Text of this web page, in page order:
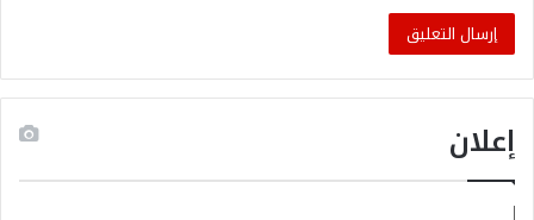
إعلان